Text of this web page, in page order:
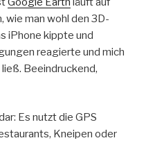
wie man wohl den 3D-
iPhone kippte und
reagierte und mich
Beeindruckend,
Es nutzt die GPS
Kneipen oder